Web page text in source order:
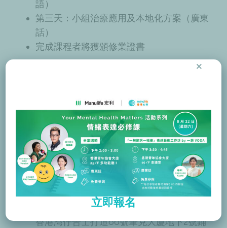
語）
第三天：小組治療應用及本地化方案（廣東
話）
完成課程者將獲頒修業證書
英語 + 廣東話
培訓：
日期：11 月 5、19、26 日
地點：香港管理專業協會
香港灣仔告士打道66號筆克大廈地下2號鋪
立即報名
×